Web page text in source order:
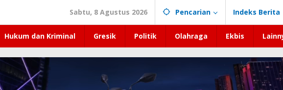
Sabtu, 8 Agustus 2026 Pencarian Indeks Berita
Hukum dan Kriminal Gresik Politik Olahraga Ekbis